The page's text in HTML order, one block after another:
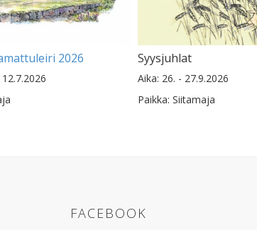
2026 Syysjuhlat
Aika: 26. - 27.9.2026
Paikka: Siitamaja
FACEBOOK